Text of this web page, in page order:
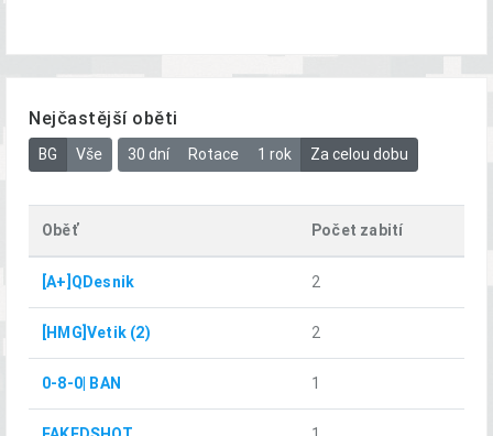
Nejčastější oběti
BG Vše 30 dní Rotace 1 rok Za celou dobu
Oběť Počet zabití
[A+]QDesnik 2
[HMG]Vetik (2) 2
0-8-0| BAN 1